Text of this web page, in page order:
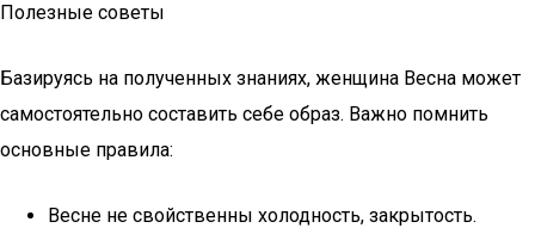
Полезные советы
Базируясь на полученных знаниях, женщина Весна может
самостоятельно составить себе образ. Важно помнить
основные правила:
Весне не свойственны холодность, закрытость.